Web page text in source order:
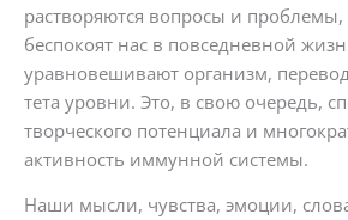
растворяются вопросы и
беспокоят нас в повседневной
уравновешивают организм,
тета уровни. Это, в свою очередь,
творческого потенциала и
активность иммунной системы.
Наши мысли, чувства, эмоции,